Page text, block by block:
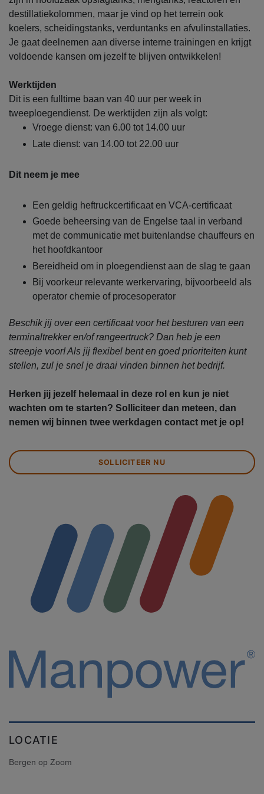
destillatiekolommen, maar je vind op het terrein ook
koelers, scheidingstanks, verduntanks en afvulinstallaties.
Je gaat deelnemen aan diverse interne trainingen en krijgt
voldoende kansen om jezelf te blijven ontwikkelen!
Werktijden
Dit is een fulltime baan van 40 uur per week in
tweeploegendienst. De werktijden zijn als volgt:
Vroege dienst: van 6.00 tot 14.00 uur
Late dienst: van 14.00 tot 22.00 uur
Dit neem je mee
Een geldig heftruckcertificaat en VCA-certificaat
Goede beheersing van de Engelse taal in verband
met de communicatie met buitenlandse chauffeurs en
het hoofdkantoor
Bereidheid om in ploegendienst aan de slag te gaan
Bij voorkeur relevante werkervaring, bijvoorbeeld als
operator chemie of procesoperator
Beschik jij over een certificaat voor het besturen van een
terminaltrekker en/of rangeertruck? Dan heb je een
streepje voor! Als jij flexibel bent en goed prioriteiten kunt
stellen, zul je snel je draai vinden binnen het bedrijf.
Herken jij jezelf helemaal in deze rol en kun je niet
wachten om te starten? Solliciteer dan meteen, dan
nemen wij binnen twee werkdagen contact met je op!
SOLLICITEER NU
LOCATIE
Bergen op Zoom